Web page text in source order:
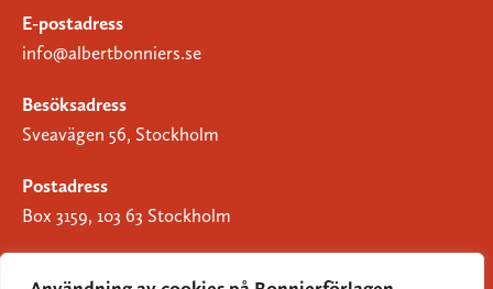
E-postadress
info@albertbonniers.se
Besöksadress
Sveavägen 56, Stockholm
Postadress
Box 3159, 103 63 Stockholm